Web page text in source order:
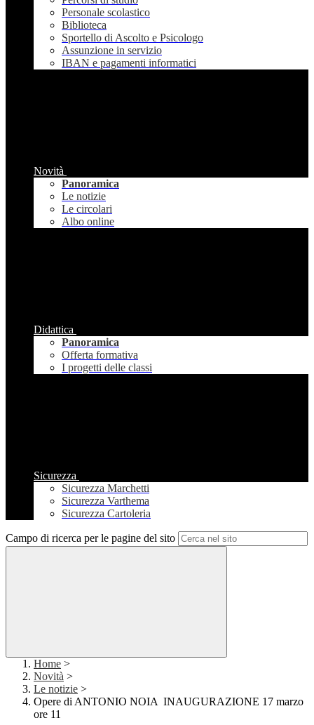
Personale scolastico
Biblioteca
Sportello di Ascolto e Psicologo
Assunzione in servizio
IBAN e pagamenti informatici
Novità
Panoramica
Le notizie
Le circolari
Albo online
Didattica
Panoramica
Offerta formativa
I progetti delle classi
Sicurezza
Sicurezza Marchetti
Sicurezza Varthema
Sicurezza Cartoleria
Campo di ricerca per le pagine del sito
Home >
Novità >
Le notizie >
Opere di ANTONIO NOIA INAUGURAZIONE 17 marzo
ore 11